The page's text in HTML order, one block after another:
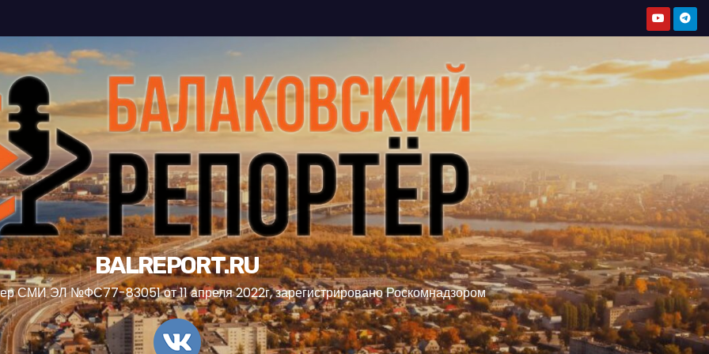
BALREPORT.RU
СМИ ЭЛ №ФС77-83051 от 11 апреля 2022г, зарегистрировано Роскомнадзором